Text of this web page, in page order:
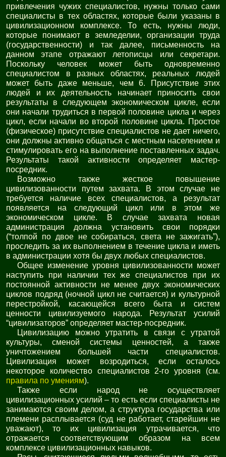
привлечения чужих специалистов, нужны только сами
специалисты в тех областях, которые были указаны в
цивилизационном комплексе. То есть, нужны люди,
которые понимают в земледелии, организации труда
(государственности) и так далее, письменность на
данном этапе отражают летописцы или секретари.
Поскольку человек может быть одновременно
специалистом в разных областях, реальных людей
может быть даже меньше, чем 6. Присутствие этих
людей и их деятельность начинает приносить свои
результаты в следующем экономическом цикле, если
они начали трудиться в первой половине цикла и через
цикл, если начали во второй половине цикла. Простое
(физическое) присутствие специалистов не дает ничего,
они должны активно общаться с местным населением и
стимулировать его на выполнение поставленных задач.
Результаты такой активности определяет мастер-
посредник.
Возможно также жесткое повышение
цивилизованности путем захвата. В этом случае не
требуется наличие всех специалистов, а результат
появляется на следующий цикл или в этом же
экономическом цикле. В случае захвата новая
администрация должна установить свои порядки
(“толпой по двое не собираться, света не зажигать”),
проследить за их выполнением в течение цикла и иметь
в администрации хотя бы двух любых специалистов.
Общее изменение уровня цивилизованности может
наступить при наличии тех же специалистов при их
постоянной активности не менее двух экономических
циклов подряд (ночной цикл не считается) и культурной
перестройкой, касающейся всего быта и систем
ценности цивилизуемого народа. Результат усилий
“цивилизаторов” определяет мастер-посредник.
Цивилизацию можно утратить в связи с утратой
культуры, сменой системы ценностей, а также
уничтожением большей части специалистов.
Цивилизация может возродиться, если осталось
некоторое количество специалистов 2-го уровня (см.
правила по умениям).
Также если народ не осуществляет
цивилизационных усилий – то есть если специалисты не
занимаются своим делом, а структура государства или
племени расплывается (суд не работает, старейшин не
уважают), то их цивилизация утрачивается, что
отражается соответствующим образом на всем
комплексе цивилизационных навыков.